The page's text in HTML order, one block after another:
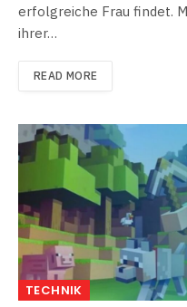
erfolgreiche Frau findet.
ihrer…
READ MORE
TECHNIK